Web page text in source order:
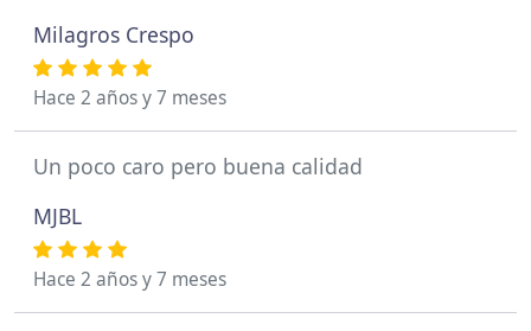
Milagros Crespo
Hace 2 años y 7 meses
Un poco caro pero buena calidad
MJBL
Hace 2 años y 7 meses